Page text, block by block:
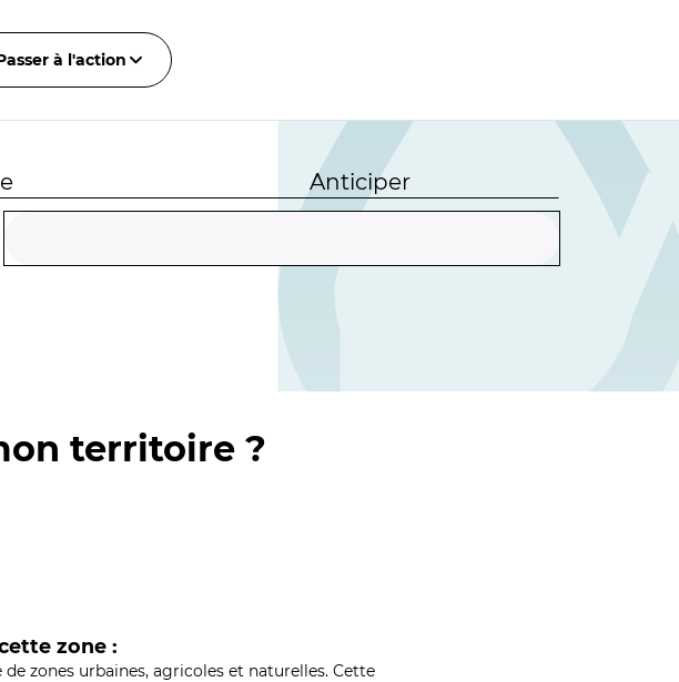
à l'action
Anticiper
territoire ?
zone :
zones urbaines, agricoles et naturelles. Cette